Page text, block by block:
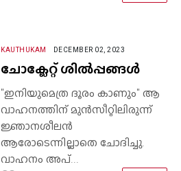
KAUTHUKAM DECEMBER 02, 2023
ചോക്ലേറ്റ് ശിൽപ്പങ്ങൾ
"ഇനിയുമെത്ര ദൂരം കാണും" ആ
വാഹനത്തിന് മുൻസീറ്റിലിരുന്ന്
ജ്ഞാനശീലൻ
ആരോടെന്നില്ലാതെ ചോദിച്ചു.
വാഹനം അപ്...